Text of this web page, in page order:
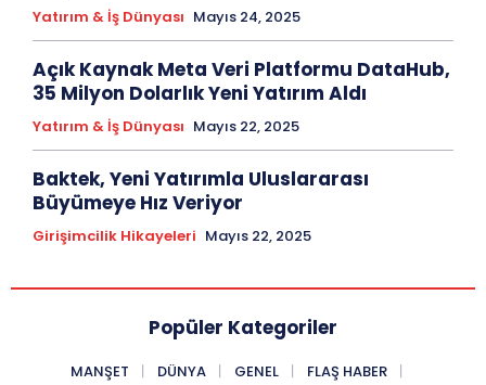
Yatırım & İş Dünyası Mayıs 24, 2025
Açık Kaynak Meta Veri Platformu DataHub,
35 Milyon Dolarlık Yeni Yatırım Aldı
Yatırım & İş Dünyası Mayıs 22, 2025
Baktek, Yeni Yatırımla Uluslararası
Büyümeye Hız Veriyor
Girişimcilik Hikayeleri Mayıs 22, 2025
Popüler Kategoriler
MANŞET DÜNYA GENEL
FLAŞ HABER